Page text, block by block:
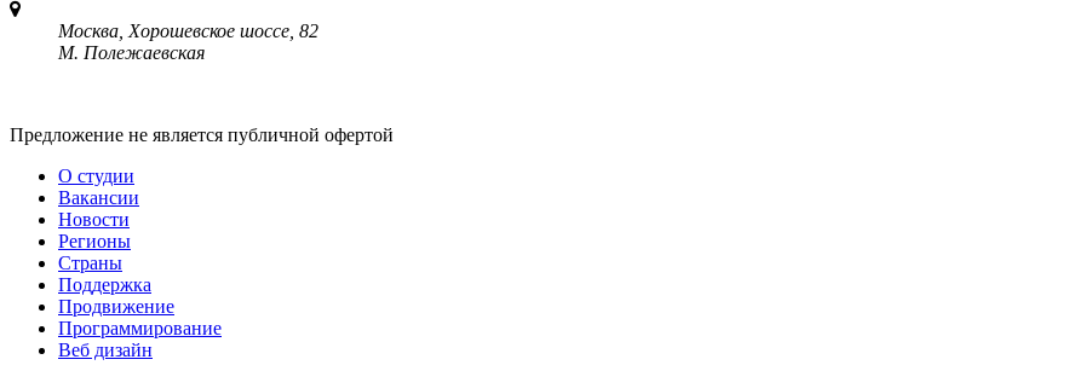
Москва, Хорошевское шоссе, 82
М. Полежаевская
Предложение не является публичной офертой
О студии
Вакансии
Новости
Регионы
Страны
Поддержка
Продвижение
Программирование
Веб дизайн